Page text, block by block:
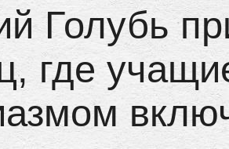
Голубь
где